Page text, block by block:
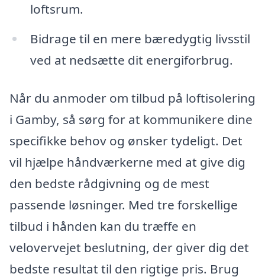
loftsrum.
Bidrage til en mere bæredygtig livsstil
ved at nedsætte dit energiforbrug.
Når du anmoder om tilbud på loftisolering
i Gamby, så sørg for at kommunikere dine
specifikke behov og ønsker tydeligt. Det
vil hjælpe håndværkerne med at give dig
den bedste rådgivning og de mest
passende løsninger. Med tre forskellige
tilbud i hånden kan du træffe en
velovervejet beslutning, der giver dig det
bedste resultat til den rigtige pris. Brug